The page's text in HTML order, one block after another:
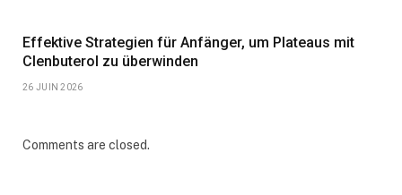
Effektive Strategien für Anfänger, um Plateaus mit
Clenbuterol zu überwinden
26 JUIN 2026
Comments are closed.